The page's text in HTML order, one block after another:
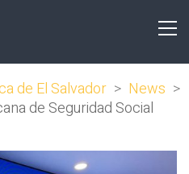
de El Salvador > News >
de Seguridad Social